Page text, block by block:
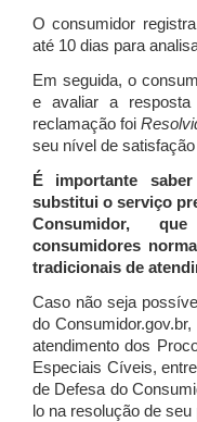
O consumidor
até 10 dias para
Em seguida, o
e avaliar a
reclamação foi
seu nível de
É importante
substitui o serviço
Consumidor,
consumidores
tradicionais de
Caso não seja
do
atendimento dos
Especiais Cíveis,
de Defesa do
lo na resolução de